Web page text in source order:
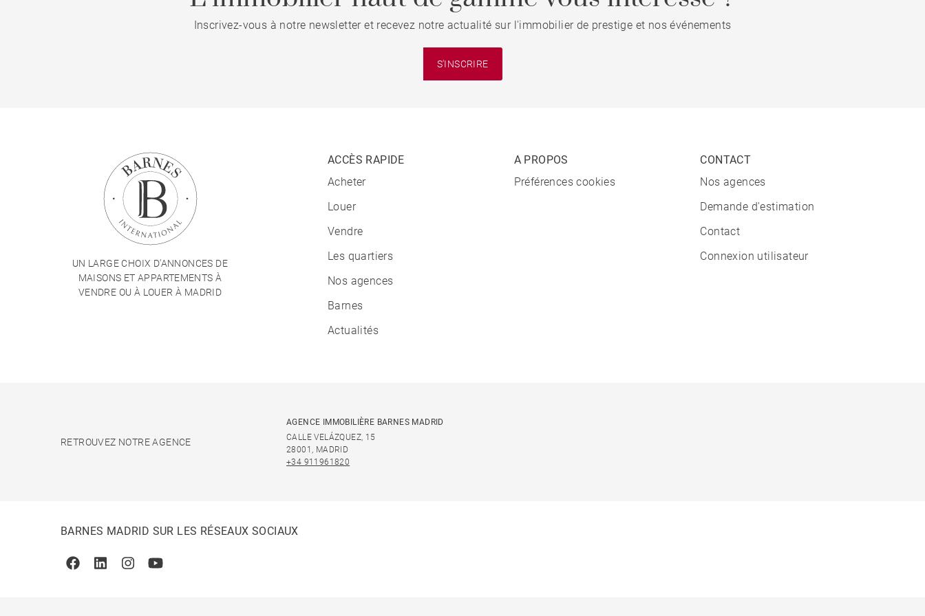
Inscrivez-vous à notre newsletter et recevez notre actualité sur l'immobilier de prestige et nos événements
S'INSCRIRE
UN LARGE CHOIX D'ANNONCES DE
MAISONS ET APPARTEMENTS À
VENDRE OU À LOUER À MADRID
ACCÈS RAPIDE
Acheter
Louer
Vendre
Les quartiers
Nos agences
Barnes
Actualités
A PROPOS
Préférences cookies
CONTACT
Nos agences
Demande d'estimation
Contact
Connexion utilisateur
RETROUVEZ NOTRE AGENCE
AGENCE IMMOBILIÈRE BARNES MADRID
CALLE VELÁZQUEZ, 15
28001, MADRID
+34 911961820
BARNES MADRID SUR LES RÉSEAUX SOCIAUX
FacebookLinkedinInstagramYoutube